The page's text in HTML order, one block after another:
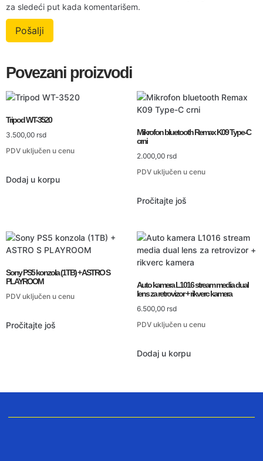
za sledeći put kada komentarišem.
Povezani proizvodi
Tripod WT-3520
3.500,00 rsd
PDV uključen u cenu
Dodaj u korpu
Mikrofon bluetooth Remax K09 Type-C
crni
2.000,00 rsd
PDV uključen u cenu
Pročitajte još
Sony PS5 konzola (1TB) + ASTRO S
PLAYROOM
PDV uključen u cenu
Pročitajte još
Auto kamera L1016 stream media dual
lens za retrovizor + rikverc kamera
6.500,00 rsd
PDV uključen u cenu
Dodaj u korpu